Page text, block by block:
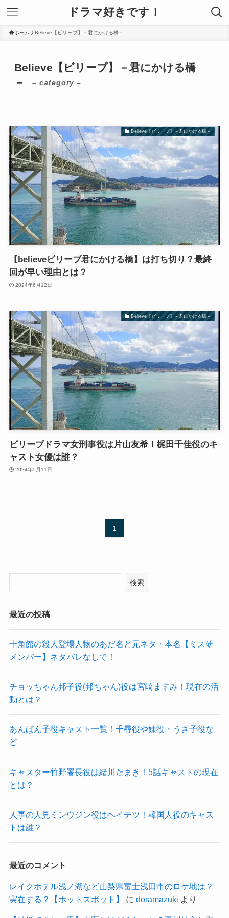
ドラマ好きです！
ホーム Believe【ビリーブ】－君にかける橋－
Believe【ビリーブ】－君にかける橋
－
– category –
Believe【ビリーブ】－君にかける橋－
【believeビリーブ君にかける橋】は打ち切り？最終
回が早い理由とは？
2024年6月12日
Believe【ビリーブ】－君にかける橋－
ビリーブドラマ女刑事役は片山友希！梶田千佳役のキ
ャスト女優は誰？
2024年5月11日
1
検索
最近の投稿
十角館の殺人登場人物のあだ名と元ネタ・本名【ミス研
メンバー】ネタバレなしで！
チョッちゃん邦子役(邦ちゃん)役は宮崎ますみ！現在の活
動とは？
あんぱん子役キャスト一覧！千尋役や妹役・うさ子役な
ど
キャスター竹野署長役は緒川たまき！5話キャストの現在
とは？
人事の人見ミンウジン役はヘイテツ！韓国人役のキャス
トは誰？
最近のコメント
レイクホテル浅ノ湖など山梨県富士浅田市のロケ地は？
実在する？【ホットスポット】
に doramazuki より